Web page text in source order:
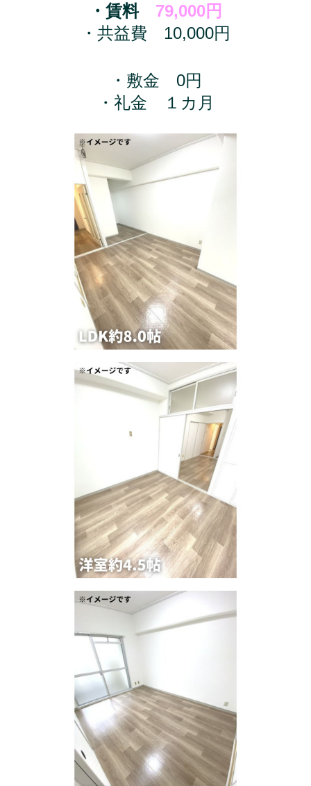
・賃料 79,000円
・共益費 10,000円
・敷金 0円
・礼金 １カ月